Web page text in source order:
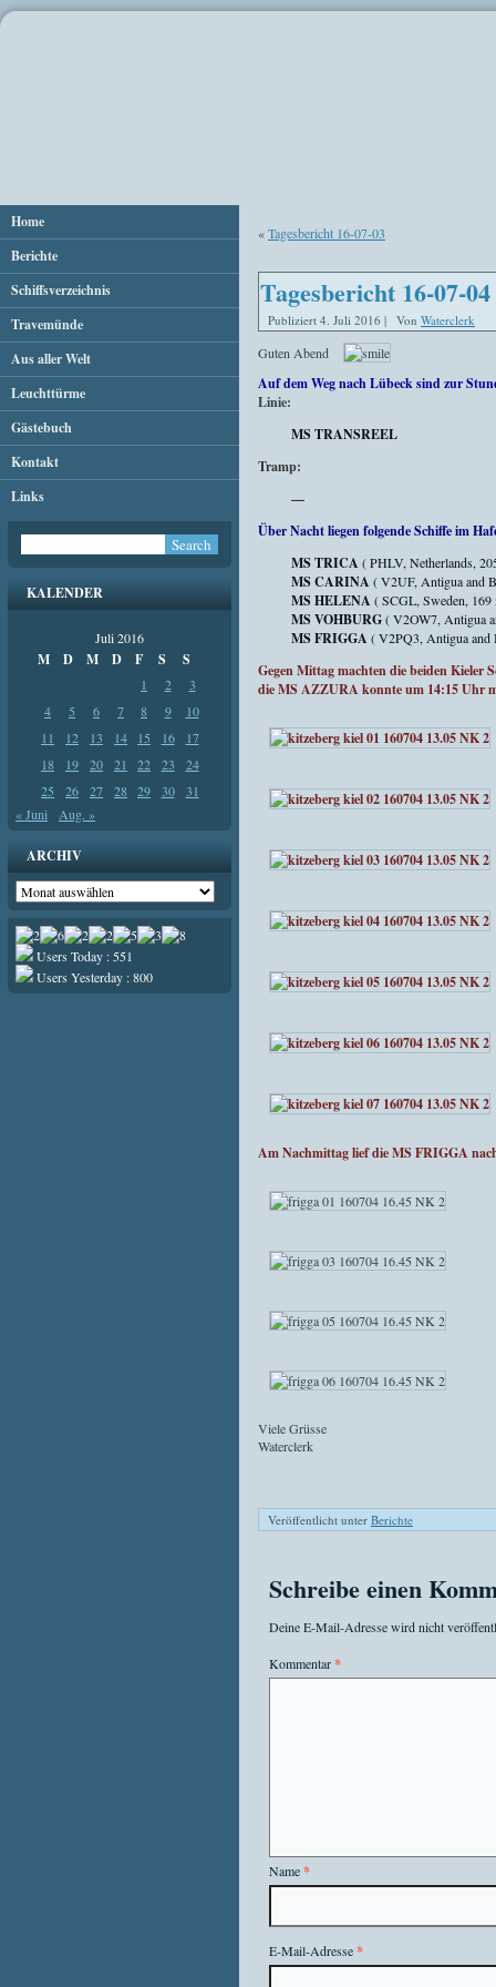
Home
Berichte
Schiffsverzeichnis
Travemünde
Aus aller Welt
Leuchttürme
Gästebuch
Kontakt
Links
KALENDER
Juli 2016
M D M D F S S
1 2
3
4
5 6 7 8 9
10
11
12 13 14 15 16
17
18
19 20 21 22 23
24
25
26 27 28 29 30
31
« Juni
Aug. »
ARCHIV
Archiv
Users Today : 551
Users Yesterday : 800
«Tagesbericht 16-07-03
Tagesbericht 16-07-04
Publiziert 4. Juli 2016 | Von Waterclerk
Guten Abend
Auf dem Weg nach Lübeck sind zur
Linie:
MS TRANSREEL
Tramp:
—
Über Nacht liegen folgende Schiffe im
MS TRICA ( PHLV, Netherlands,
MS CARINA ( V2UF, Antigua and
MS HELENA ( SCGL, Sweden,
MS VOHBURG( V2OW7, Antigua
MS FRIGGA ( V2PQ3, Antigua and
Gegen Mittag machten die beiden
die MS AZZURA konnte um 14:15 Uhr
Am Nachmittag lief die MS FRIGGA
Viele Grüsse
Waterclerk
Veröffentlicht unter Berichte
Schreibe einen
Deine E-Mail-Adresse wird nicht
Kommentar*
Name*
E-Mail-Adresse*